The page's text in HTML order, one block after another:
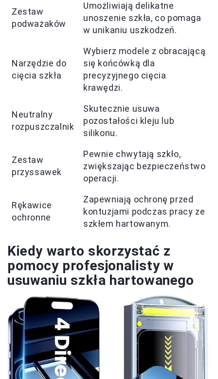
Zestaw
podważaków
Umożliwiają delikatne
unoszenie szkła, co pomaga
w unikaniu uszkodzeń.
Narzędzie do
cięcia szkła
Wybierz modele z obracającą
się końcówką dla
precyzyjnego cięcia
krawędzi.
Neutralny
rozpuszczalnik
Skutecznie usuwa
pozostałości kleju lub
silikonu.
Zestaw
przyssawek
Pewnie chwytają szkło,
zwiększając bezpieczeństwo
operacji.
Rękawice
ochronne
Zapewniają ochronę przed
kontuzjami podczas pracy ze
szkłem hartowanym.
Kiedy warto skorzystać z
pomocy profesjonalisty w
usuwaniu szkła hartowanego